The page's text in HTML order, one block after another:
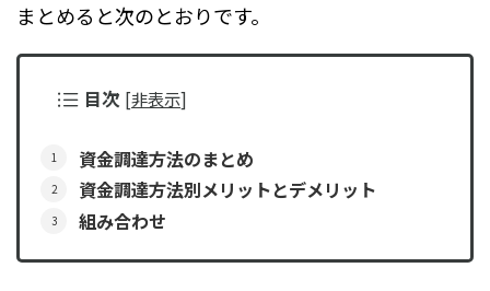
まとめると次のとおりです。
目次 [非表示]
資金調達方法のまとめ
資金調達方法別メリットとデメリット
組み合わせ